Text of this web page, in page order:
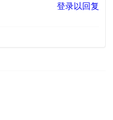
登录以回复